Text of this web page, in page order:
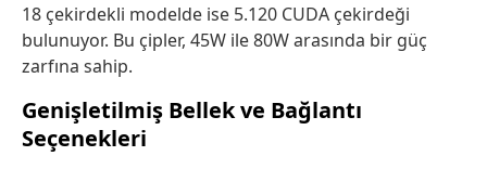
18 çekirdekli modelde ise 5.120 CUDA çekirdeği
bulunuyor. Bu çipler, 45W ile 80W arasında bir güç
zarfına sahip.
Genişletilmiş Bellek ve Bağlantı
Seçenekleri